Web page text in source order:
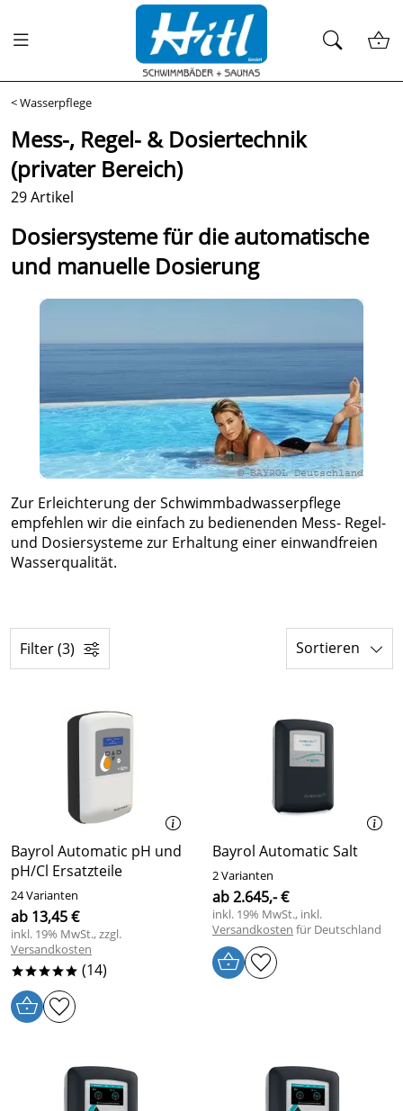
<Wasserpflege
Mess-, Regel- & Dosiertechnik
(privater Bereich)
29 Artikel
Dosiersysteme für die automatische
und manuelle Dosierung
Zur Erleichterung der Schwimmbadwasserpflege
empfehlen wir die einfach zu bedienenden Mess- Regel-
und Dosiersysteme zur Erhaltung einer einwandfreien
Wasserqualität.
Filter (3) Sortieren
Bayrol Automatic pH und
pH/Cl Ersatzteile
24 Varianten
ab 13,45 €
inkl. 19% MwSt., zzgl.
Versandkosten
***** (14)
Bayrol Automatic Salt
2 Varianten
ab 2.645,- €
inkl. 19% MwSt., inkl.
Versandkosten für Deutschland